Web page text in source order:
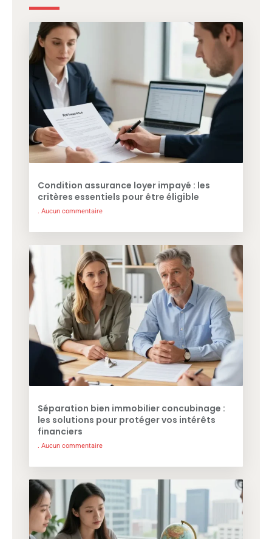
Condition assurance loyer impayé : les
critères essentiels pour être éligible
Aucun commentaire
Séparation bien immobilier concubinage :
les solutions pour protéger vos intérêts
financiers
Aucun commentaire